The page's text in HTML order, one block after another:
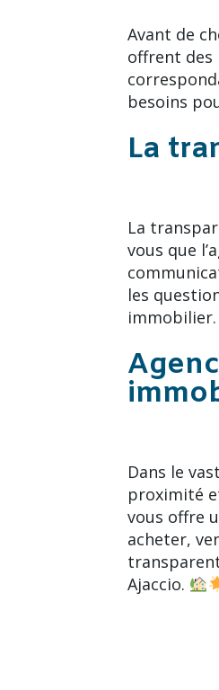
Avant de
offrent des
besoins
La
La
vous que
les
immobilier.
Dans le
proximité
vous offre
acheter,
Ajaccio.